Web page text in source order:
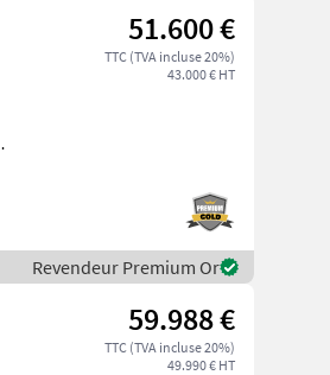
51.600 €
TTC (TVA incluse 20%)
43.000 € HT
Revendeur Premium Or
59.988 €
TTC (TVA incluse 20%)
49.990 € HT